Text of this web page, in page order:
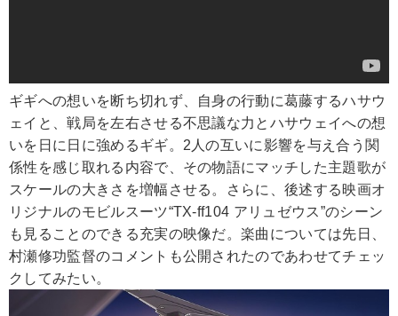
ギギへの想いを断ち切れず、自身の行動に葛藤するハサウ
ェイと、戦局を左右させる不思議な力とハサウェイへの想
いを日に日に強めるギギ。2人の互いに影響を与え合う関
係性を感じ取れる内容で、その物語にマッチした主題歌が
スケールの大きさを増幅させる。さらに、後述する映画オ
リジナルのモビルスーツ“TX-ff104 アリュゼウス”のシーン
も見ることのできる充実の映像だ。楽曲については先日、
村瀬修功監督のコメントも公開されたのであわせてチェッ
クしてみたい。